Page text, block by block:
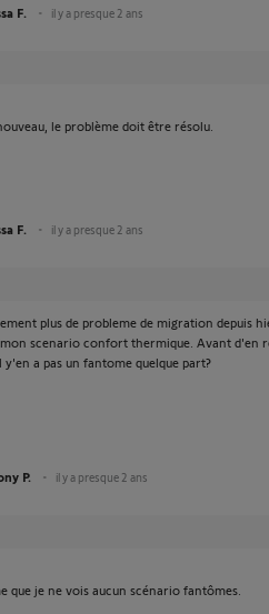
F. il y a presque 2 ans
le problème doit être résolu.
F. il y a presque 2 ans
plus de probleme de migration depuis
scenario confort thermique. Avant d'en
a pas un fantome quelque part?
P. il y a presque 2 ans
que je ne vois aucun scénario fantômes.